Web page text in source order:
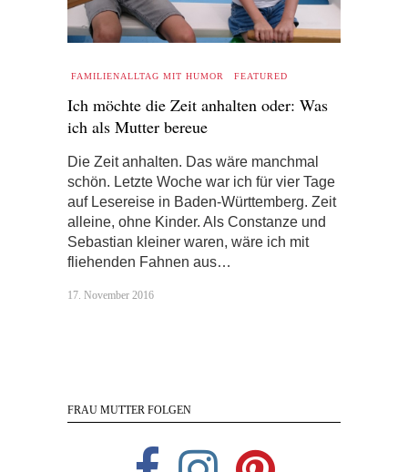
FAMILIENALLTAG MIT HUMOR FEATURED
Ich möchte die Zeit anhalten oder: Was
ich als Mutter bereue
Die Zeit anhalten. Das wäre manchmal
schön. Letzte Woche war ich für vier Tage
auf Lesereise in Baden-Württemberg. Zeit
alleine, ohne Kinder. Als Constanze und
Sebastian kleiner waren, wäre ich mit
fliehenden Fahnen aus…
17. November 2016
FRAU MUTTER FOLGEN